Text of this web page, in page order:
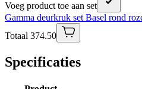
Voeg product toe aan set
Gamma deurkruk set Basel rond
Totaal 374.50
Specificaties